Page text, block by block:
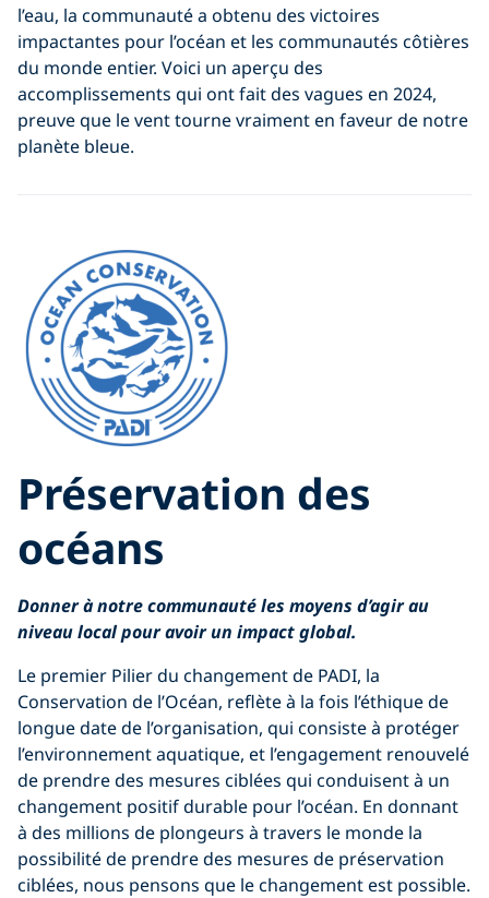
l’eau, la communauté a obtenu des victoires
impactantes pour l’océan et les communautés côtières
du monde entier. Voici un aperçu des
accomplissements qui ont fait des vagues en 2024,
preuve que le vent tourne vraiment en faveur de notre
planète bleue.
Préservation des
océans
Donner à notre communauté les moyens d’agir au
niveau local pour avoir un impact global.
Le premier Pilier du changement de PADI, la
Conservation de l’Océan, reflète à la fois l’éthique de
longue date de l’organisation, qui consiste à protéger
l’environnement aquatique, et l’engagement renouvelé
de prendre des mesures ciblées qui conduisent à un
changement positif durable pour l’océan. En donnant
à des millions de plongeurs à travers le monde la
possibilité de prendre des mesures de préservation
ciblées, nous pensons que le changement est possible.